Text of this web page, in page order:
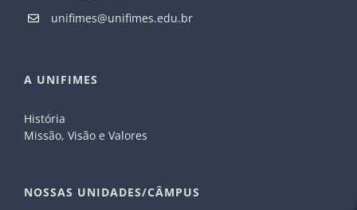
unifimes@unifimes.edu.br
A UNIFIMES
História
Missão, Visão e Valores
NOSSAS UNIDADES/CÂMPUS